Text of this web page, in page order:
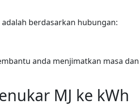
berdasarkan hubungan:
anda menjimatkan masa dan
MJ ke kWh